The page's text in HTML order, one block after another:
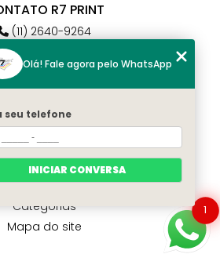
R7 PRINT
(11) 2640-9264
(11) 98784-6664
MENU
Home
Quem somos
Contato
Categorias
Mapa do site
1
Olá! Fale agora pelo WhatsApp
seu telefone
INICIAR CONVERSA